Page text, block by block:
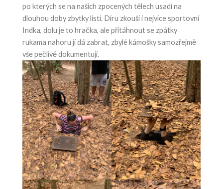
po kterých se na našich zpocených tělech usadí na
dlouhou doby zbytky listí. Díru zkouší i nejvíce sportovní
Indka, dolu je to hračka, ale přitáhnout se zpátky
rukama nahoru jí dá zabrat, zbylé kámošky samozřejmě
vše pečlivě dokumentují.